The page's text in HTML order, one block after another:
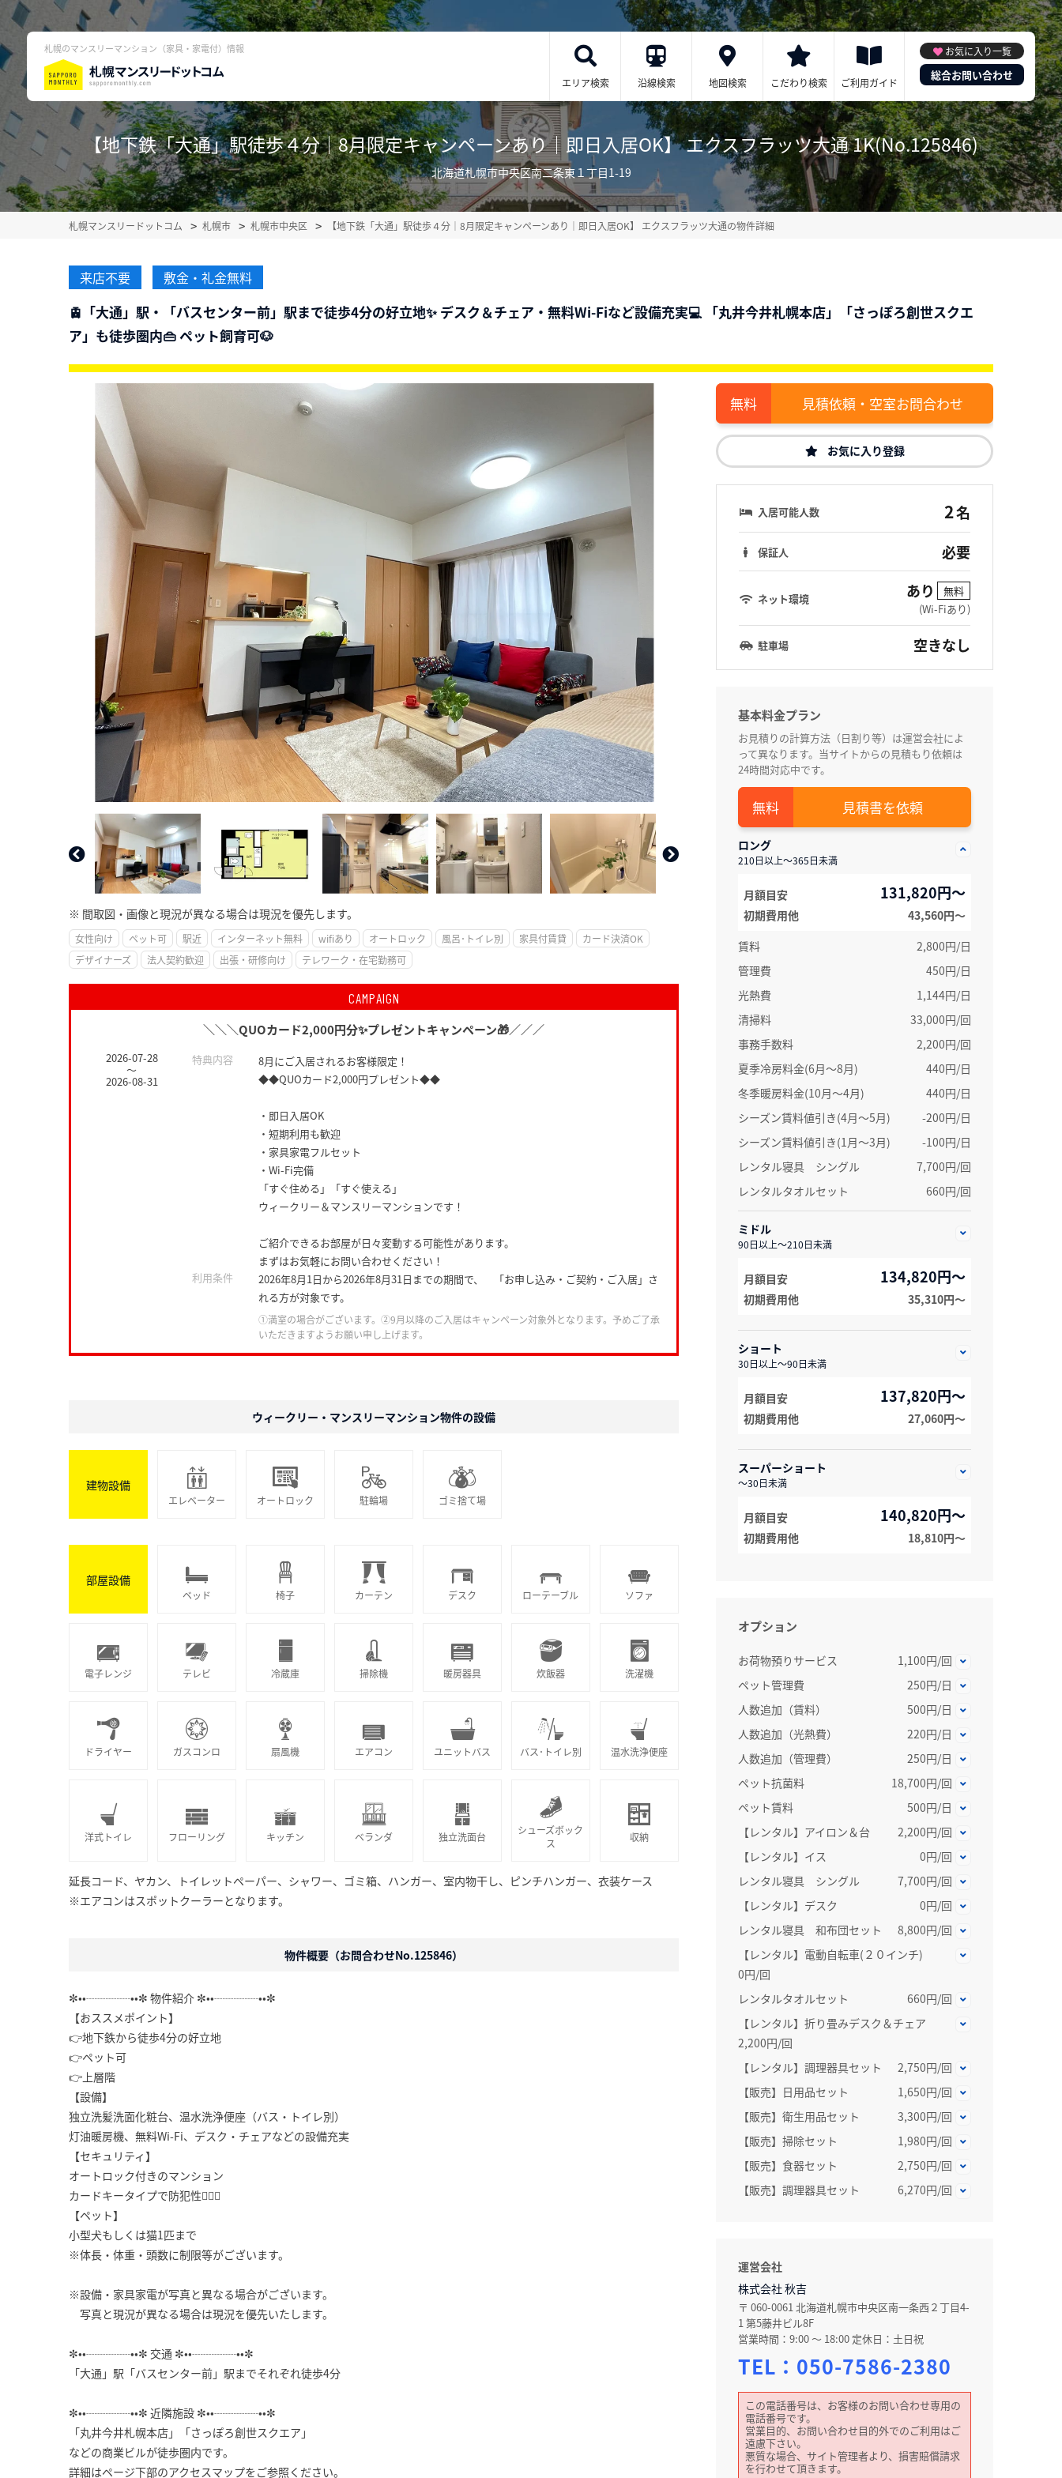
札幌のマンスリーマンション（家具・家電付）情報
エリア検索 沿線検索 地図検索 こだわり検索 ご利用ガイド
お気に入り一覧
総合お問い合わせ
【地下鉄「大通」駅徒歩４分｜8月限定キャンペーンあり｜即日入居OK】 エクスフラッツ大通 1K(No.125846)
北海道札幌市中央区南二条東１丁目1-19
札幌マンスリードットコム 札幌市 札幌市中央区 【地下鉄「大通」駅徒歩４分｜8月限定キャンペーンあり｜即日入居OK】 エクスフラッツ大通の物件詳細
来店不要 敷金・礼金無料
🚊「大通」駅・「バスセンター前」駅まで徒歩4分の好立地✨ デスク＆チェア・無料Wi‑Fiなど設備充実💻 「丸井今井札幌本店」「さっぽろ創世スクエ
ア」も徒歩圏内👜 ペット飼育可🐶
※ 間取図・画像と現況が異なる場合は現況を優先します。
女性向け ペット可 駅近 インターネット無料 wifiあり オートロック 風呂･トイレ別 家具付賃貸
カード決済OK
デザイナーズ
法人契約歓迎 出張・研修向け テレワーク・在宅勤務可
CAMPAIGN
＼＼＼QUOカード2,000円分✨プレゼントキャンペーン🎁／／／
2026-07-28
～
2026-08-31
特典内容
8月にご入居されるお客様限定！
◆◆QUOカード2,000円プレゼント◆◆
・即日入居OK
・短期利用も歓迎
・家具家電フルセット
・Wi-Fi完備
「すぐ住める」「すぐ使える」
ウィークリー＆マンスリーマンションです！
ご紹介できるお部屋が日々変動する可能性があります。
まずはお気軽にお問い合わせください！
利用条件
2026年8月1日から2026年8月31日までの期間で、 「お申し込み・ご契約・ご入居」さ
れる方が対象です。
①満室の場合がございます。②9月以降のご入居はキャンペーン対象外となります。予めご了承
いただきますようお願い申し上げます。
見積依頼・空室お問合わせ
お気に入り登録
入居可能人数 2名
保証人 必要
ネット環境 あり
無料
(Wi-Fiあり)
駐車場 空きなし
基本料金プラン
お見積りの計算方法（日割り等）は運営会社によ
って異なります。当サイトからの見積もり依頼は
24時間対応中です。
見積書を依頼
ロング
210日以上～365日未満
月額目安 131,820円～
初期費用他
43,560円〜
賃料
2,800円/日
管理費
450円/日
光熱費
1,144円/日
清掃料
33,000円/回
事務手数料
2,200円/回
夏季冷房料金(6月～8月)
440円/日
冬季暖房料金(10月～4月)
440円/日
シーズン賃料値引き(4月～5月)
-200円/日
シーズン賃料値引き(1月～3月)
-100円/日
レンタル寝具 シングル
7,700円/回
レンタルタオルセット
660円/回
ミドル
90日以上～210日未満
月額目安 134,820円～
初期費用他 35,310円〜
ショート
30日以上～90日未満
月額目安 137,820円～
初期費用他 27,060円〜
スーパーショート
～30日未満
月額目安 140,820円～
初期費用他 18,810円〜
オプション
お荷物預りサービス
1,100円/回
ペット管理費
250円/日
人数追加（賃料）
500円/日
人数追加（光熱費）
220円/日
人数追加（管理費）
250円/日
ペット抗菌料
18,700円/回
ペット賃料
500円/日
【レンタル】アイロン＆台
2,200円/回
【レンタル】イス
0円/回
レンタル寝具 シングル
7,700円/回
【レンタル】デスク
0円/回
レンタル寝具 和布団セット
8,800円/回
【レンタル】電動自転車(２０インチ)
0円/回
レンタルタオルセット
660円/回
【レンタル】折り畳みデスク＆チェア
2,200円/回
【レンタル】調理器具セット
2,750円/回
【販売】日用品セット
1,650円/回
【販売】衛生用品セット
3,300円/回
【販売】掃除セット
1,980円/回
【販売】食器セット
2,750円/回
【販売】調理器具セット
6,270円/回
運営会社
株式会社 秋吉
〒 060-0061 北海道札幌市中央区南一条西２丁目4-
1 第5藤井ビル8F
営業時間：9:00 〜 18:00 定休日：土日祝
TEL： 050-7586-2380
この電話番号は、お客様のお問い合わせ専用の
電話番号です。
営業目的、お問い合わせ目的外でのご利用はご
遠慮下さい。
悪質な場合、サイト管理者より、損害賠償請求
を行わせて頂きます。
ウィークリー・マンスリーマンション物件の設備
建物設備
エレベーター オートロック 駐輪場 ゴミ捨て場
部屋設備
ベッド 椅子 カーテン デスク ローテーブル ソファ
電子レンジ テレビ 冷蔵庫 掃除機 暖房器具 炊飯器 洗濯機
ドライヤー ガスコンロ 扇風機 エアコン ユニットバス バス･トイレ別 温水洗浄便座
洋式トイレ フローリング キッチン ベランダ 独立洗面台
シューズボック
ス
収納
延長コード、ヤカン、トイレットペーパー、シャワー、ゴミ箱、ハンガー、室内物干し、ピンチハンガー、衣装ケース
※エアコンはスポットクーラーとなります。
物件概要（お問合わせNo.125846）
✼••┈┈┈┈••✼ 物件紹介 ✼••┈┈┈┈••✼
【おススメポイント】
👉地下鉄から徒歩4分の好立地
👉ペット可
👉上層階
【設備】
独立洗髪洗面化粧台、温水洗浄便座（バス・トイレ別）
灯油暖房機、無料Wi-Fi、デスク・チェアなどの設備充実
【セキュリティ】
オートロック付きのマンション
カードキータイプで防犯性🙆🏼‍♀️
【ペット】
小型犬もしくは猫1匹まで
※体長・体重・頭数に制限等がございます。
※設備・家具家電が写真と異なる場合がございます。
写真と現況が異なる場合は現況を優先いたします。
✼••┈┈┈┈••✼ 交通 ✼••┈┈┈┈••✼
「大通」駅「バスセンター前」駅までそれぞれ徒歩4分
✼••┈┈┈┈••✼ 近隣施設 ✼••┈┈┈┈••✼
「丸井今井札幌本店」「さっぽろ創世スクエア」
などの商業ビルが徒歩圏内です。
詳細はページ下部のアクセスマップをご参照ください。